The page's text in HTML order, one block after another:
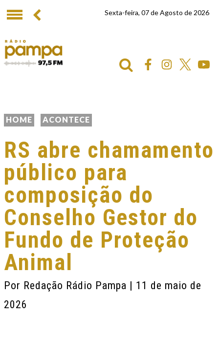
Sexta-feira, 07 de Agosto de 2026
HOME ACONTECE
RS abre chamamento
público para
composição do
Conselho Gestor do
Fundo de Proteção
Animal
Por Redação Rádio Pampa | 11 de maio de
2026